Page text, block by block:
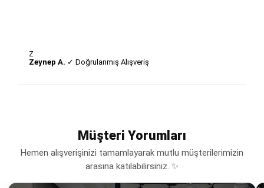
Z
Zeynep A. ✓ Doğrulanmış Alışveriş
Müşteri Yorumları
Hemen alışverişinizi tamamlayarak mutlu müşterilerimizin
arasına katılabilirsiniz. ✨